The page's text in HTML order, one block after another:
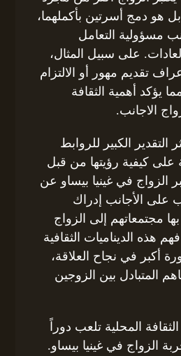
هو دمج أسرتين بأكملهما،
مسؤولية التعامل
على سبيل المثال،
تقديم مهور أو الالتزام
مما يؤكد أهمية الثقافة
الاجانب.
التقدير الكبير للروابط
على كيفية رؤيتها من قبل
الزواج في غينيا بيساو عن
على الأجانب إدراك
مجتمعاتهم إلى الزواج
هذه الديناميات الثقافية
أكبر في نجاح العلاقة،
المتبادل بين الزوجين
المحلية تلعب دوراً
الزواج في غينيا بيساو.